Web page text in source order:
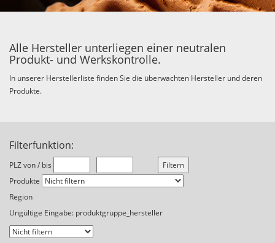
Alle Hersteller unterliegen einer neutralen
Produkt- und Werkskontrolle.
In unserer Herstellerliste finden Sie die überwachten Hersteller und deren
Produkte.
Filterfunktion:
PLZ von / bis
Produkte
Region
Ungültige Eingabe: produktgruppe_hersteller